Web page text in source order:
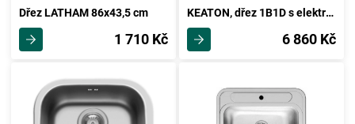
Dřez LATHAM 86x43,5 cm
1 710 Kč
KEATON, dřez 1B1D s elektrickým vařičem
6 860 Kč